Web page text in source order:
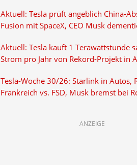
Aktuell: Tesla prüft angeblich China-
Fusion mit SpaceX, CEO Musk
Aktuell: Tesla kauft 1 Terawattstunde
Strom pro Jahr von Rekord-Projekt in
Tesla-Woche 30/26: Starlink in Autos,
Frankreich vs. FSD, Musk bremst bei
ANZEIGE